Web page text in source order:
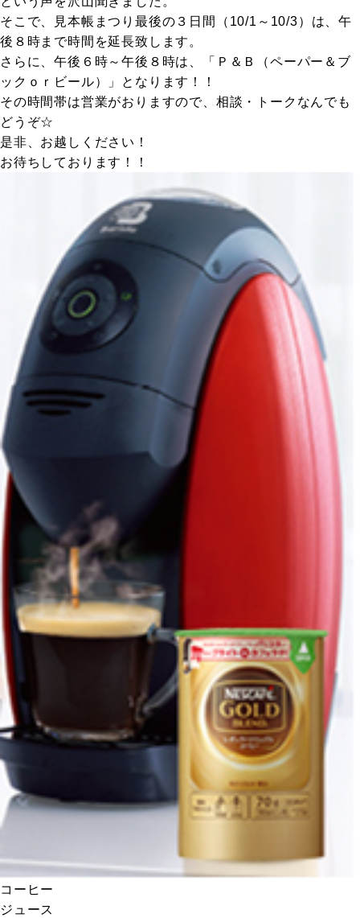
そこで、見本帳まつり最後の３日間（10/1～10/3）は、午
後８時まで時間を延長致します。
さらに、午後６時～午後８時は、「Ｐ＆Ｂ（ペーパー＆ブ
ックｏｒビール）」となります！！
その時間帯は営業がおりますので、相談・トークなんでも
どうぞ☆
是非、お越しください！
お待ちしております！！
コーヒー
ジュース